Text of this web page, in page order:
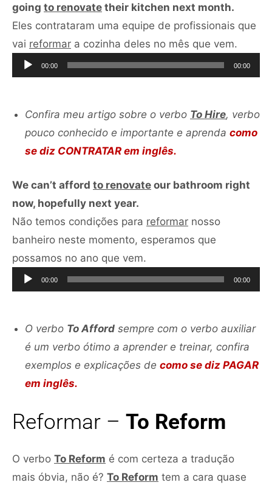
going to renovate their kitchen next month.
Eles contrataram uma equipe de profissionais que
vai reformar a cozinha deles no mês que vem.
de
áudio
00:00 00:00
Confira meu artigo sobre o verbo To Hire, verbo
pouco conhecido e importante e aprenda como
se diz CONTRATAR em inglês.
We can’t afford to renovate our bathroom right
now, hopefully next year.
Não temos condições para reformar nosso
banheiro neste momento, esperamos que
possamos no ano que vem.
de
áudio
00:00 00:00
O verbo To Afford sempre com o verbo auxiliar
é um verbo ótimo a aprender e treinar, confira
exemplos e explicações de como se diz PAGAR
em inglês.
Reformar – To Reform
O verbo To Reform é com certeza a tradução
mais óbvia, não é? To Reform tem a cara quase